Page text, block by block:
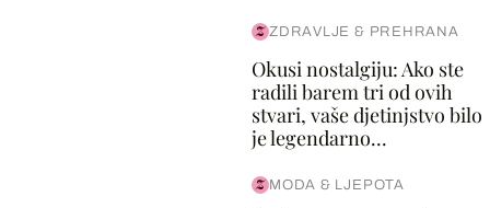
ZDRAVLJE & PREHRANA
Okusi nostalgiju: Ako ste
radili barem tri od ovih
stvari, vaše djetinjstvo bilo
je legendarno...
MODA & LJEPOTA